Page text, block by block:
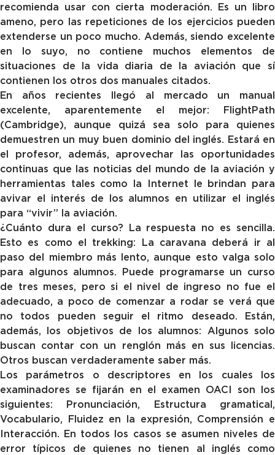
recomienda usar con cierta moderación. Es un libro
ameno, pero las repeticiones de los ejercicios pueden
extenderse un poco mucho. Además, siendo excelente
en lo suyo, no contiene muchos elementos de
situaciones de la vida diaria de la aviación que sí
contienen los otros dos manuales citados.
En años recientes llegó al mercado un manual
excelente, aparentemente el mejor: FlightPath
(Cambridge), aunque quizá sea solo para quienes
demuestren un muy buen dominio del inglés. Estará en
el profesor, además, aprovechar las oportunidades
continuas que las noticias del mundo de la aviación y
herramientas tales como la Internet le brindan para
avivar el interés de los alumnos en utilizar el inglés
para “vivir” la aviación.
¿Cuánto dura el curso? La respuesta no es sencilla.
Esto es como el trekking: La caravana deberá ir al
paso del miembro más lento, aunque esto valga solo
para algunos alumnos. Puede programarse un curso
de tres meses, pero si el nivel de ingreso no fue el
adecuado, a poco de comenzar a rodar se verá que
no todos pueden seguir el ritmo deseado. Están,
además, los objetivos de los alumnos: Algunos solo
buscan contar con un renglón más en sus licencias.
Otros buscan verdaderamente saber más.
Los parámetros o descriptores en los cuales los
examinadores se fijarán en el examen OACI son los
siguientes: Pronunciación, Estructura gramatical,
Vocabulario, Fluidez en la expresión, Comprensión e
Interacción. En todos los casos se asumen niveles de
error típicos de quienes no tienen al inglés como